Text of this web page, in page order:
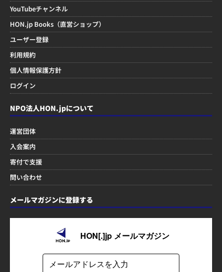
YouTubeチャンネル
HON.jp Books（直営ショップ）
ユーザー登録
利用規約
個人情報保護方針
ログイン
NPO法人HON.jpについて
運営団体
入会案内
寄付で支援
問い合わせ
メールマガジンに登録する